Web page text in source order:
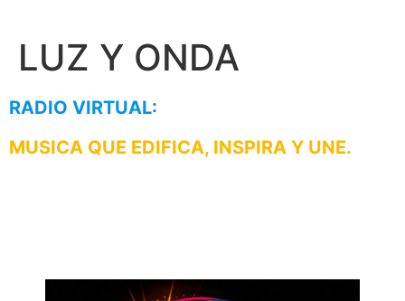
LUZ Y ONDA
RADIO VIRTUAL:
MUSICA QUE EDIFICA, INSPIRA Y UNE.